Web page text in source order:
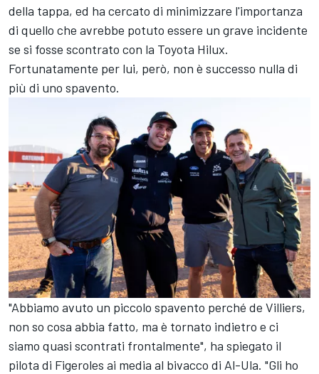
della tappa, ed ha cercato di minimizzare l'importanza
di quello che avrebbe potuto essere un grave incidente
se si fosse scontrato con la Toyota Hilux.
Fortunatamente per lui, però, non è successo nulla di
più di uno spavento.
"Abbiamo avuto un piccolo spavento perché de Villiers,
non so cosa abbia fatto, ma è tornato indietro e ci
siamo quasi scontrati frontalmente", ha spiegato il
pilota di Figeroles ai media al bivacco di Al-Ula. "Gli ho